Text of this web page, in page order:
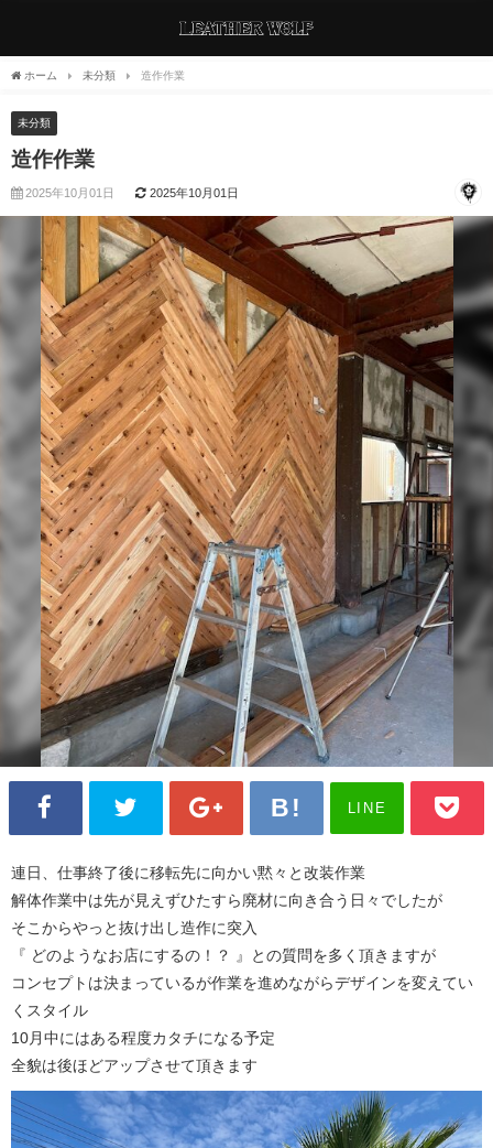
ホーム 未分類 造作作業
未分類
造作作業
2025年10月01日 2025年10月01日
LINE
連日、仕事終了後に移転先に向かい黙々と改装作業
解体作業中は先が見えずひたすら廃材に向き合う日々でしたが
そこからやっと抜け出し造作に突入
『 どのようなお店にするの！？ 』との質問を多く頂きますが
コンセプトは決まっているが作業を進めながらデザインを変えてい
くスタイル
10月中にはある程度カタチになる予定
全貌は後ほどアップさせて頂きます